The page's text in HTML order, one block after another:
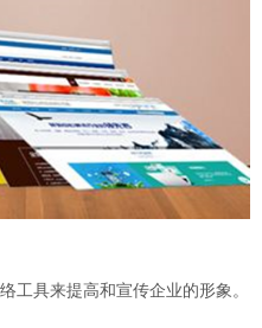
具来提高和宣传企业的形象。